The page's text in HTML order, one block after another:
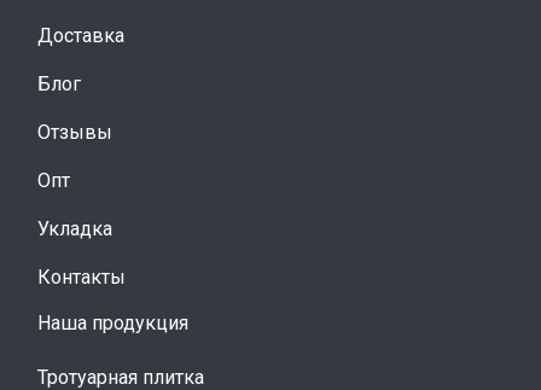
Доставка
Блог
Отзывы
Опт
Укладка
Контакты
Наша продукция
Тротуарная плитка